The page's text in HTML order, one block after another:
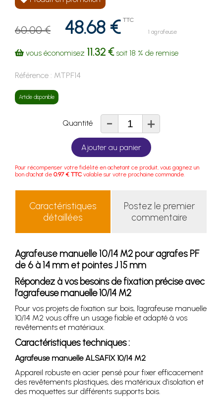
60.00 € 48.68 € TTC
1 agrafeuse
vous économisez 11.32 €soit 18 % de remise
Référence : MTPF14
Article disponible
Quantité - +
Ajouter au panier
Pour récompenser votre fidélité en achetant ce produit, vous gagnez un
bon d'achat de 0.97 € TTC valable sur votre prochaine commande.
Caractéristiques
détaillées
Postez le premier
commentaire
Agrafeuse manuelle 10/14 M2 pour agrafes PF
de 6 à 14 mm et pointes J 15 mm
Répondez à vos besoins de fixation précise avec
l’agrafeuse manuelle 10/14 M2
Pour vos projets de fixation sur bois, l’agrafeuse manuelle
10/14 M2 vous offre un usage fiable et adapté à vos
revêtements et matériaux.
Caractéristiques techniques :
Agrafeuse manuelle ALSAFIX 10/14 M2
Appareil robuste en acier pensé pour fixer efficacement
des revêtements plastiques, des matériaux d’isolation et
des moquettes sur différents supports bois.